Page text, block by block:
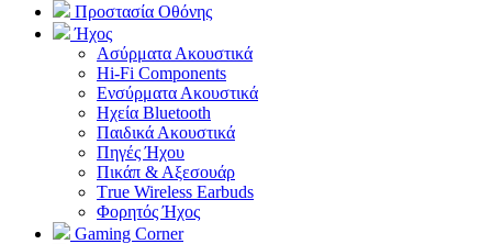
Προστασία Οθόνης
Ήχος
Ασύρματα Ακουστικά
Hi-Fi Components
Ενσύρματα Ακουστικά
Ηχεία Bluetooth
Παιδικά Ακουστικά
Πηγές Ήχου
Πικάπ & Αξεσουάρ
Τrue Wireless Earbuds
Φορητός Ήχος
Gaming Corner